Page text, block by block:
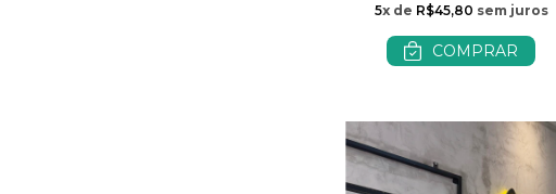
5x de R$45,80 sem juros
COMPRAR